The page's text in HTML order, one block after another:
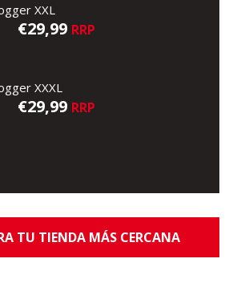
XXL
€29,99 RRP
XXXL
€29,99 RRP
TU TIENDA MÁS CERCANA